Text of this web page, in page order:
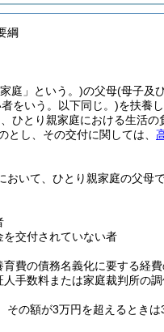
綱
庭」という。)の父母(母子及
をいう。以下同じ。)を扶養
ひとり親家庭における生活
とし、その交付に関しては、
いて、ひとり親家庭の父母
交付されていない者
育費の債務名義化に要する経
人手数料または家庭裁判所の
の額が3万円を超えるときは